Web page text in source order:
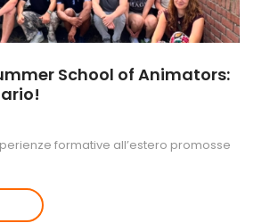
School of Animators:
formative all’estero promosse